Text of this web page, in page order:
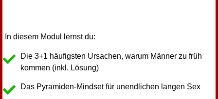
In diesem Modul lernst du:
Die 3+1 häufigsten Ursachen, warum Männer zu früh
kommen (inkl. Lösung)
Das Pyramiden-Mindset für unendlichen langen Sex